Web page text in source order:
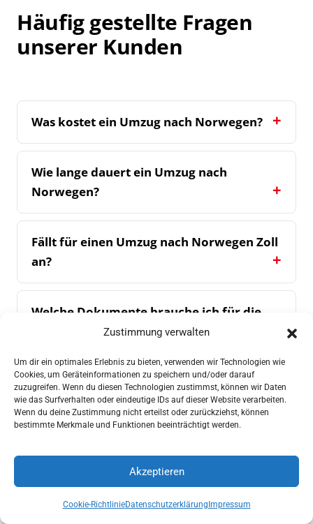
Zustimmung verwalten
Um dir ein optimales Erlebnis zu bieten, verwenden wir Technologien wie
Cookies, um Geräteinformationen zu speichern und/oder darauf
zuzugreifen. Wenn du diesen Technologien zustimmst, können wir Daten
wie das Surfverhalten oder eindeutige IDs auf dieser Website verarbeiten.
Wenn du deine Zustimmung nicht erteilst oder zurückziehst, können
bestimmte Merkmale und Funktionen beeinträchtigt werden.
Akzeptieren
Cookie-RichtlinieDatenschutzerklärung Impressum
Häufig gestellte Fragen
unserer Kunden
Was kostet ein Umzug nach Norwegen?
Wie lange dauert ein Umzug nach
Norwegen?
Fällt für einen Umzug nach Norwegen Zoll
an?
Welche Dokumente brauche ich für die
Zollabfertigung nach Norwegen?
Fahren Sie mit der Fähre oder über den
Landweg nach Norwegen?
Anrufen